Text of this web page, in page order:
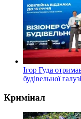
Ігор Гуда
будівельної
Кримінал